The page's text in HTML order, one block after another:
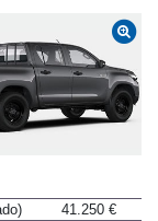
41.250 €